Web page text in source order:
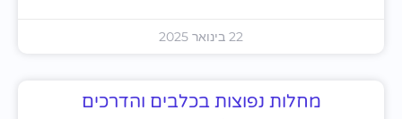
22 בינואר 2025
מחלות נפוצות בכלבים והדרכים